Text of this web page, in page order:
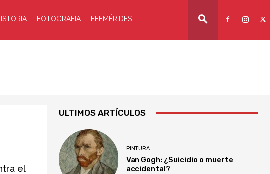
FOTOGRAFIA EFEMÉRIDES
el
ULTIMOS ARTÍCULOS
PINTURA
Van Gogh: ¿Suicidio o muerte
accidental?